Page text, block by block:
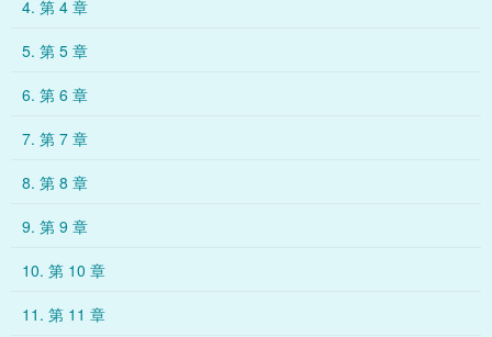
4. 第 4 章
5. 第 5 章
6. 第 6 章
7. 第 7 章
8. 第 8 章
9. 第 9 章
10. 第 10 章
11. 第 11 章